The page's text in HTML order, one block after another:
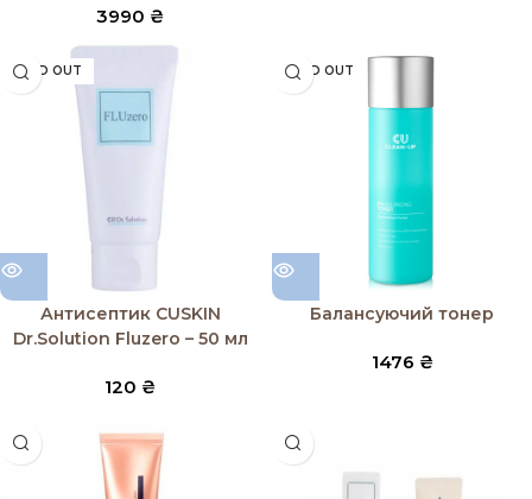
3990 ₴
SOLD OUT
Антисептик CUSKIN
Dr.Solution Fluzero – 50 мл
120 ₴
SOLD OUT
Балансуючий тонер
1476 ₴